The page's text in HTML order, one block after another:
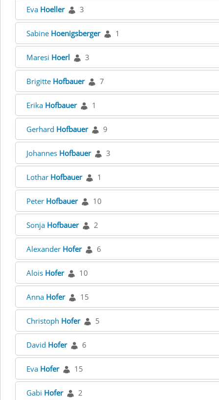
Eva Hoeller 3
Sabine Hoenigsberger 1
Maresi Hoerl 3
Brigitte Hofbauer 7
Erika Hofbauer 1
Gerhard Hofbauer 9
Johannes Hofbauer 3
Lothar Hofbauer 1
Peter Hofbauer 10
Sonja Hofbauer 2
Alexander Hofer 6
Alois Hofer 10
Anna Hofer 15
Christoph Hofer 5
David Hofer 6
Eva Hofer 15
Gabi Hofer 2